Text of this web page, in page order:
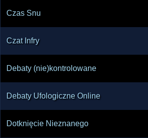
Czas Snu
Czat Infry
Debaty (nie)kontrolowane
Debaty Ufologiczne Online
Dotknięcie Nieznanego